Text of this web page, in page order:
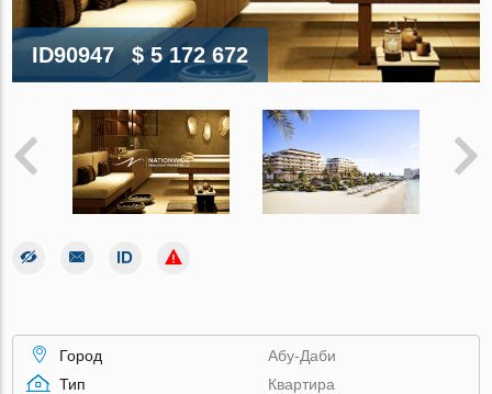
ID90947 $ 5 172 672
Город
Абу-Даби
Тип
Квартира